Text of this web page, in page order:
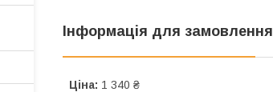
Інформація для замовлення
Ціна: 1 340 ₴